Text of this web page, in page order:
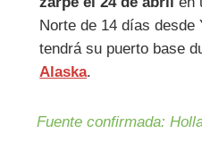
Norte de 14 días desde
tendrá su puerto base
Alaska.
Fuente confirmada: